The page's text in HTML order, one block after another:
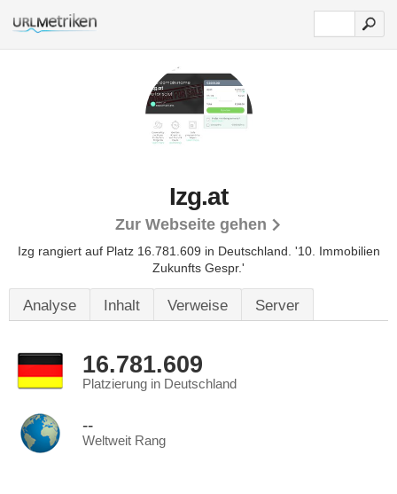
Izg.at
Zur Webseite gehen
Izg rangiert auf Platz 16.781.609 in Deutschland. '10. Immobilien
Zukunfts Gespr.'
Analyse Inhalt Verweise Server
16.781.609
Platzierung in Deutschland
--
Weltweit Rang